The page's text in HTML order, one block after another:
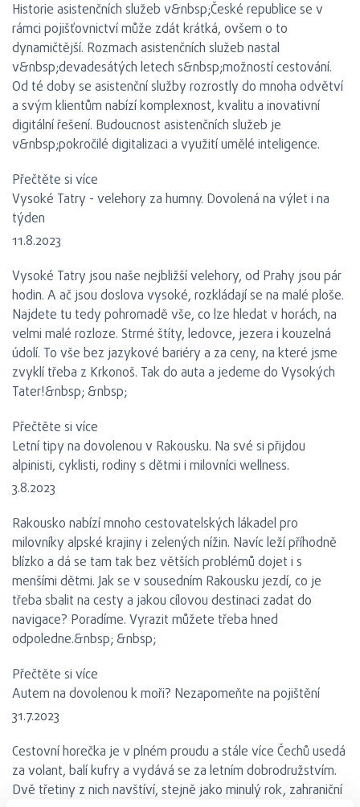
Historie asistenčních služeb v&nbsp;České republice se v
rámci pojišťovnictví může zdát krátká, ovšem o to
dynamičtější. Rozmach asistenčních služeb nastal
v&nbsp;devadesátých letech s&nbsp;možností cestování.
Od té doby se asistenční služby rozrostly do mnoha odvětví
a svým klientům nabízí komplexnost, kvalitu a inovativní
digitální řešení. Budoucnost asistenčních služeb je
v&nbsp;pokročilé digitalizaci a využití umělé inteligence.
Přečtěte si více
Vysoké Tatry - velehory za humny. Dovolená na výlet i na
týden
11.8.2023
Vysoké Tatry jsou naše nejbližší velehory, od Prahy jsou pár
hodin. A ač jsou doslova vysoké, rozkládají se na malé ploše.
Najdete tu tedy pohromadě vše, co lze hledat v horách, na
velmi malé rozloze. Strmé štíty, ledovce, jezera i kouzelná
údolí. To vše bez jazykové bariéry a za ceny, na které jsme
zvyklí třeba z Krkonoš. Tak do auta a jedeme do Vysokých
Tater!&nbsp; &nbsp;
Přečtěte si více
Letní tipy na dovolenou v Rakousku. Na své si přijdou
alpinisti, cyklisti, rodiny s dětmi i milovníci wellness.
3.8.2023
Rakousko nabízí mnoho cestovatelských lákadel pro
milovníky alpské krajiny i zelených nížin. Navíc leží příhodně
blízko a dá se tam tak bez větších problémů dojet i s
menšími dětmi. Jak se v sousedním Rakousku jezdí, co je
třeba sbalit na cesty a jakou cílovou destinaci zadat do
navigace? Poradíme. Vyrazit můžete třeba hned
odpoledne.&nbsp; &nbsp;
Přečtěte si více
Autem na dovolenou k moři? Nezapomeňte na pojištění
31.7.2023
Cestovní horečka je v plném proudu a stále více Čechů usedá
za volant, balí kufry a vydává se za letním dobrodružstvím.
Dvě třetiny z nich navštíví, stejně jako minulý rok, zahraniční